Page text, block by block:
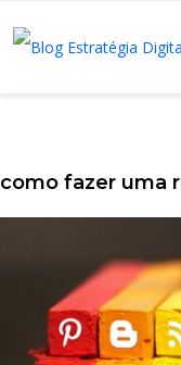
como fazer uma